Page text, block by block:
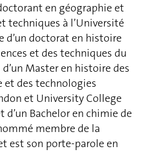
en géographie et
techniques à l’Université
d’un doctorat en histoire
et des techniques du
Master en histoire des
et des technologies
et University College
d’un Bachelor en chimie de
membre de la
est son porte-parole en